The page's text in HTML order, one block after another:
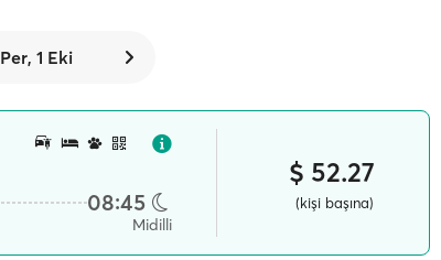
Per, 1 Eki
08:45
Midilli
$ 52.27
(kişi başına)